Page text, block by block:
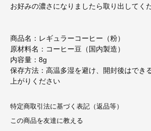
お好みの濃さになりましたら取り出してく
商品名：レギュラーコーヒー（粉）
原材料名：コーヒー豆（国内製造）
内容量：8g
保存方法：高温多湿を避け、開封後はでき
上がりください
特定商取引法に基づく表記（返品等）
この商品を友達に教える